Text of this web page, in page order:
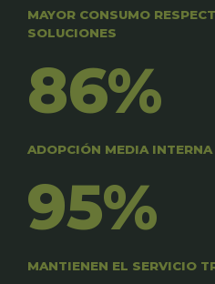
MAYOR CONSUMO
SOLUCIONES
86%
ADOPCIÓN MEDIA INTERNA
95%
MANTIENEN EL SERVICIO